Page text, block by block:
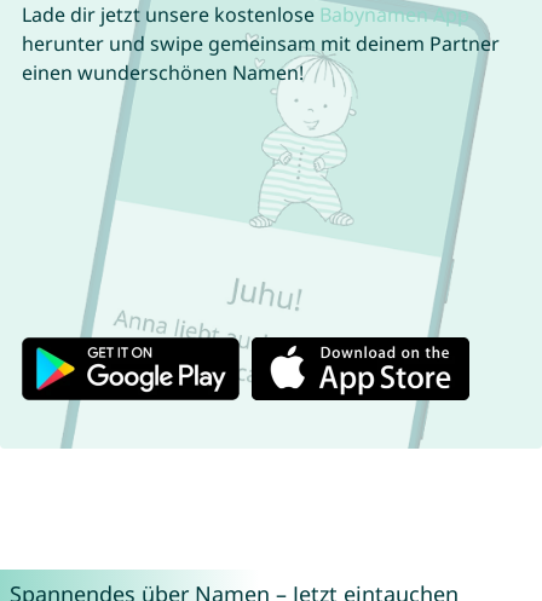
Lade dir jetzt unsere kostenlose Babynamen App
herunter und swipe gemeinsam mit deinem Partner
einen wunderschönen Namen!
Spannendes über Namen – Jetzt eintauchen